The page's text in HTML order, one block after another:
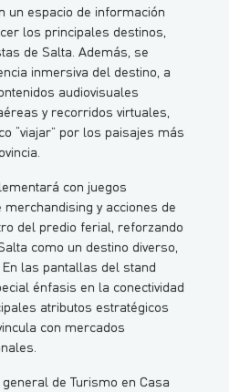
un espacio de información
los principales destinos,
de Salta. Además, se
inmersiva del destino, a
audiovisuales
y recorridos virtuales,
“viajar” por los paisajes más
con juegos
merchandising y acciones de
del predio ferial, reforzando
como un destino diverso,
En las pantallas del stand
énfasis en la conectividad
atributos estratégicos
con mercados
de Turismo en Casa